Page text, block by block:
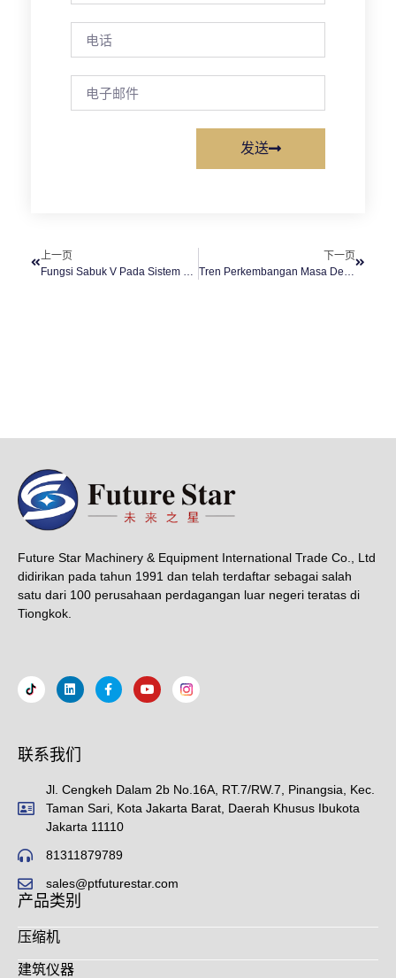
发送
上一页
Fungsi Sabuk V Pada Sistem Transmisi Industri
下一页
Tren Perkembangan Masa Depan Produk Karet Industri
Future Star Machinery & Equipment International Trade Co., Ltd
didirikan pada tahun 1991 dan telah terdaftar sebagai salah
satu dari 100 perusahaan perdagangan luar negeri teratas di
Tiongkok.
联系我们
Jl. Cengkeh Dalam 2b No.16A, RT.7/RW.7, Pinangsia, Kec.
Taman Sari, Kota Jakarta Barat, Daerah Khusus Ibukota
Jakarta 11110
81311879789
sales@ptfuturestar.com
产品类别
压缩机
建筑仪器